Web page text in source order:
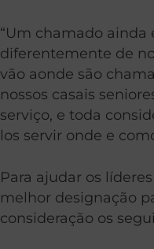
“Um chamado ainda
diferentemente de
vão aonde são
nossos casais
serviço, e toda
los servir onde e
Para ajudar os
melhor designação
consideração os